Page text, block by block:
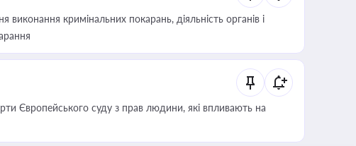
кримінальних покарань, діяльність органів і
Європейського суду з прав людини, які впливають на